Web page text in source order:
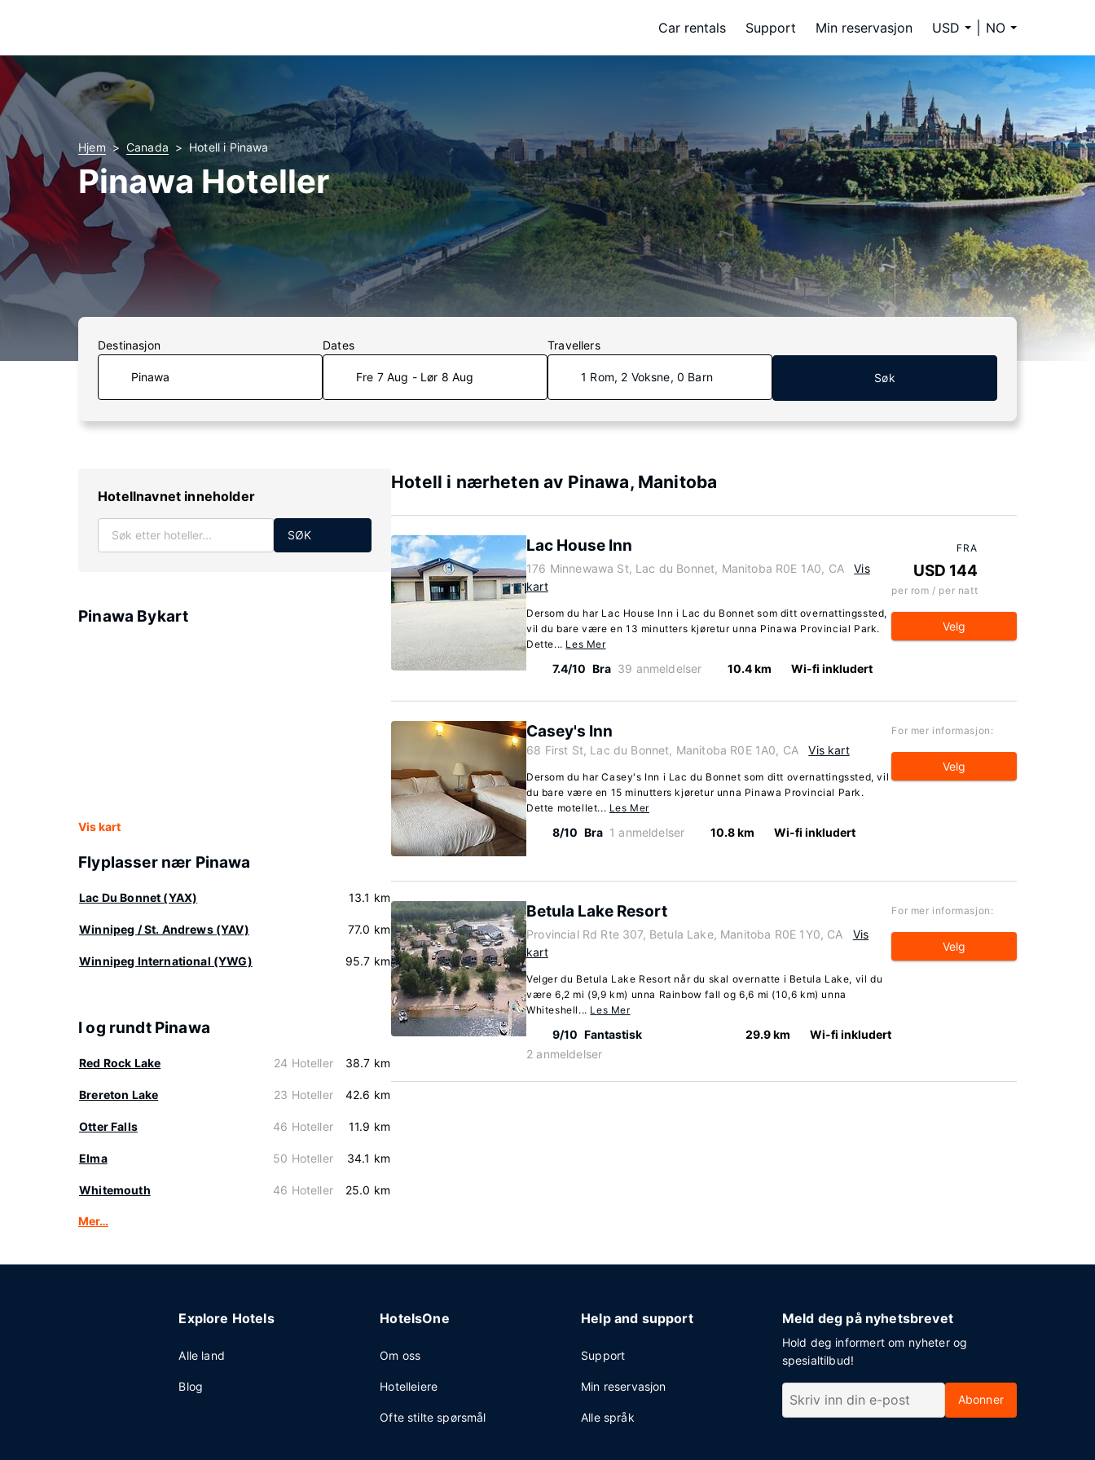
Car rentals Support Min reservasjon USD NO
Hjem Canada Hotell i Pinawa
Pinawa Hoteller
Destinasjon Dates
Fre 7 Aug - Lør 8 Aug
Travellers
1 Rom, 2 Voksne, 0 Barn Søk
Hotellnavnet inneholder
SØK
Pinawa Bykart
Vis kart
Flyplasser nær Pinawa
Lac Du Bonnet (YAX) 13.1 km
Winnipeg / St. Andrews (YAV) 77.0 km
Winnipeg International (YWG) 95.7 km
I og rundt Pinawa
Red Rock Lake 24 Hoteller 38.7 km
Brereton Lake 23 Hoteller 42.6 km
Otter Falls 46 Hoteller 11.9 km
Elma 50 Hoteller 34.1 km
Whitemouth 46 Hoteller 25.0 km
Mer…
Hotell i nærheten av Pinawa, Manitoba
Lac House Inn
176 Minnewawa St, Lac du Bonnet, Manitoba R0E 1A0, CA
Vis
kart
Dersom du har Lac House Inn i Lac du Bonnet som ditt overnattingssted,
vil du bare være en 13 minutters kjøretur unna Pinawa Provincial Park.
Dette... Les Mer
7.4/10 Bra 39 anmeldelser 10.4 km Wi-fi inkludert
FRA
USD 144
per rom / per natt
Velg
Casey's Inn
68 First St, Lac du Bonnet, Manitoba R0E 1A0, CA Vis kart
Dersom du har Casey's Inn i Lac du Bonnet som ditt overnattingssted, vil
du bare være en 15 minutters kjøretur unna Pinawa Provincial Park.
Dette motellet... Les Mer
8/10 Bra 1 anmeldelser 10.8 km Wi-fi inkludert
For mer informasjon:
Velg
Betula Lake Resort
Provincial Rd Rte 307, Betula Lake, Manitoba R0E 1Y0, CA
Vis
kart
Velger du Betula Lake Resort når du skal overnatte i Betula Lake, vil du
være 6,2 mi (9,9 km) unna Rainbow fall og 6,6 mi (10,6 km) unna
Whiteshell... Les Mer
9/10 Fantastisk
2 anmeldelser
29.9 km Wi-fi inkludert
For mer informasjon:
Velg
Explore Hotels
Alle land
Blog
HotelsOne
Om oss
Hotelleiere
Ofte stilte spørsmål
Help and support
Support
Min reservasjon
Alle språk
Meld deg på nyhetsbrevet
Hold deg informert om nyheter og
spesialtilbud!
Abonner